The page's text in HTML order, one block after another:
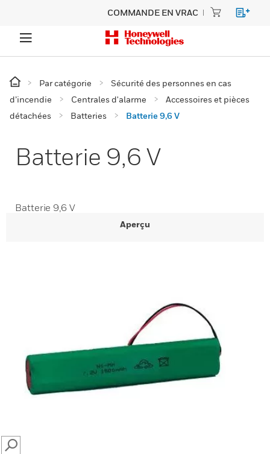
COMMANDE EN VRAC
Par catégorie
Sécurité des personnes en cas
d’incendie
Centrales d'alarme
Accessoires et pièces
détachées
Batteries Batterie 9,6 V
Batterie 9,6 V
Batterie 9,6 V
Aperçu
SEARCH